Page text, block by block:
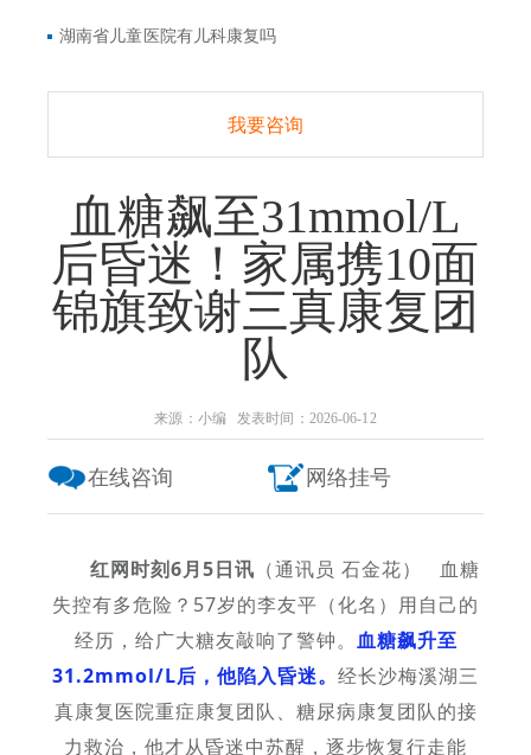
湖南省儿童医院有儿科康复吗
我要咨询
血糖飙至31mmol/L
后昏迷！家属携10面
锦旗致谢三真康复团
队
来源：小编 发表时间：2026-06-12
在线咨询 网络挂号
红网时刻6月5日讯 （通讯员 石金花） 血糖
失控有多危险？57岁的李友平（化名）用自己的
经历，给广大糖友敲响了警钟。 血糖飙升至
31.2mmol/L后，他陷入昏迷。 经长沙梅溪湖三
真康复医院重症康复团队、糖尿病康复团队的接
力救治，他才从昏迷中苏醒，逐步恢复行走能